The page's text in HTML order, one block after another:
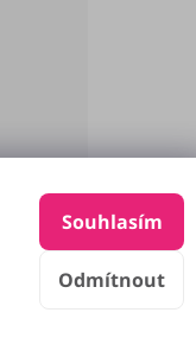
Odmítnout
Souhlasím